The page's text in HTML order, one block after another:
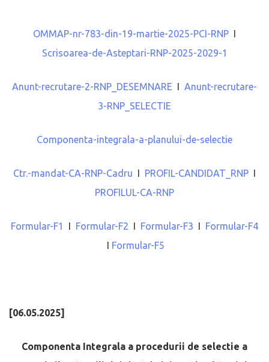
OMMAP-nr-783-din-19-martie-2025-PCI-RNP I
Scrisoarea-de-Asteptari-RNP-2025-2029-1
Anunt-recrutare-2-RNP_DESEMNARE I Anunt-recrutare-
3-RNP_SELECTIE
Componenta-integrala-a-planului-de-selectie
Ctr.-mandat-CA-RNP-Cadru I PROFIL-CANDIDAT_RNP I
PROFILUL-CA-RNP
Formular-F1 I Formular-F2 I Formular-F3 I Formular-F4
I Formular-F5
[06.05.2025]
Componenta Integrala a procedurii de selectie a